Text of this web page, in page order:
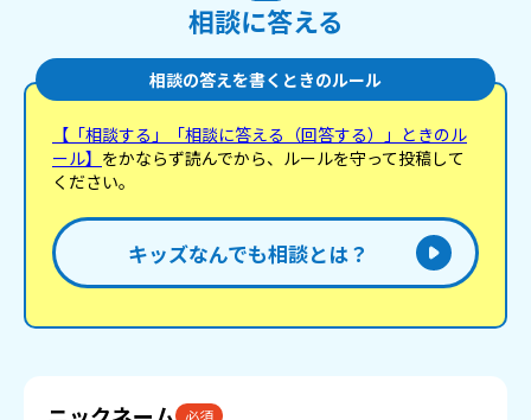
相談に答える
相談の答えを書くときのルール
【「相談する」「相談に答える（回答する）」ときのル
ール】 をかならず読んでから、ルールを守って投稿して
ください。
キッズなんでも相談とは？
必須